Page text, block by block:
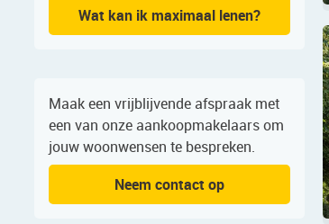
Wat kan ik maximaal lenen?
Maak een vrijblijvende afspraak met
een van onze aankoopmakelaars om
jouw woonwensen te bespreken.
Neem contact op